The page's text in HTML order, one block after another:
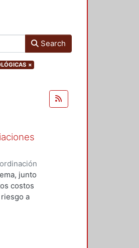
Search
×
junto
costos
a